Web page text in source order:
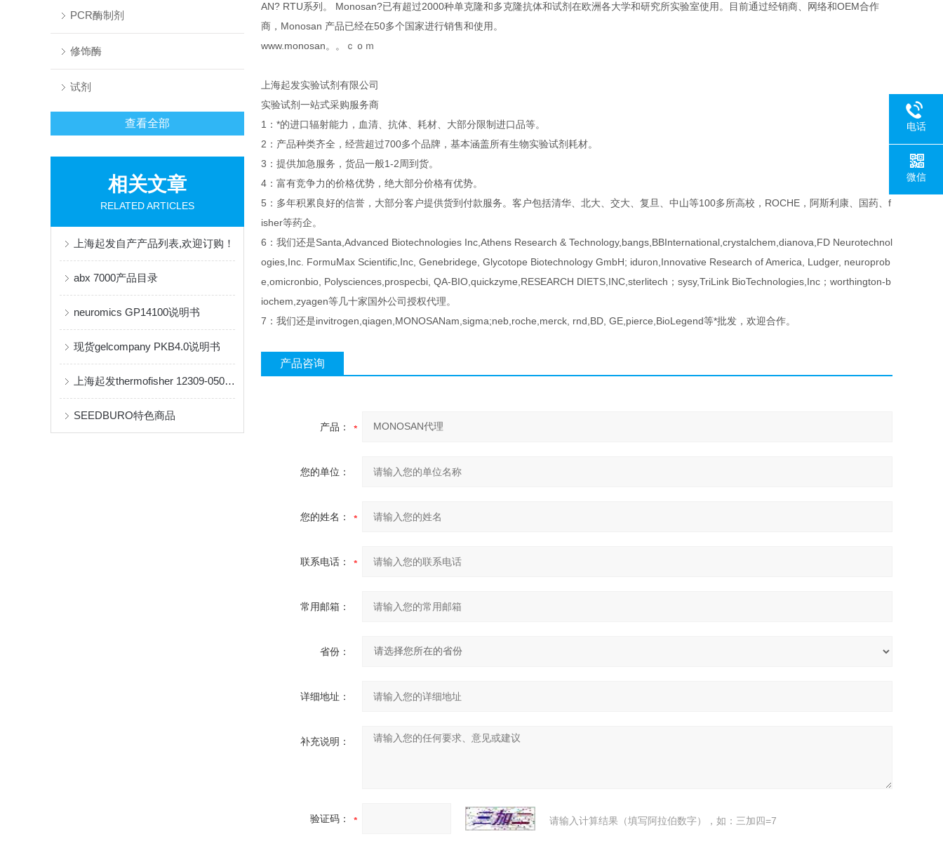
PCR酶制剂
修饰酶
试剂
查看全部
相关文章
RELATED ARTICLES
上海起发自产产品列表,欢迎订购！
abx 7000产品目录
neuromics GP14100说明书
现货gelcompany PKB4.0说明书
上海起发thermofisher 12309-050现货
SEEDBURO特色商品
AN? RTU系列。 Monosan?已有超过2000种单克隆和多克隆抗体和试剂在欧洲各大学和研究所实验室使用。目前通过经销商、网络和OEM合作
商，Monosan 产品已经在50多个国家进行销售和使用。
www.monosan。。ｃｏｍ
上海起发实验试剂有限公司
实验试剂一站式采购服务商
1：*的进口辐射能力，血清、抗体、耗材、大部分限制进口品等。
2：产品种类齐全，经营超过700多个品牌，基本涵盖所有生物实验试剂耗材。
3：提供加急服务，货品一般1-2周到货。
4：富有竞争力的价格优势，绝大部分价格有优势。
5：多年积累良好的信誉，大部分客户提供货到付款服务。客户包括清华、北大、交大、复旦、中山等100多所高校，ROCHE，阿斯利康、国药、f
isher等药企。
6：我们还是Santa,Advanced Biotechnologies Inc,Athens Research & Technology,bangs,BBInternational,crystalchem,dianova,FD Neurotechnol
ogies,Inc. FormuMax Scientific,Inc, Genebridege, Glycotope Biotechnology GmbH; iduron,Innovative Research of America, Ludger, neuroprob
e,omicronbio, Polysciences,prospecbi, QA-BIO,quickzyme,RESEARCH DIETS,INC,sterlitech；sysy,TriLink BioTechnologies,Inc；worthington-b
iochem,zyagen等几十家国外公司授权代理。
7：我们还是invitrogen,qiagen,MONOSANam,sigma;neb,roche,merck, rnd,BD, GE,pierce,BioLegend等*批发，欢迎合作。
产品咨询
产品：
您的单位：
您的姓名：
联系电话：
常用邮箱：
省份：
详细地址：
补充说明：
验证码： 请输入计算结果（填写阿拉伯数字），如：三加四=7
电话
微信